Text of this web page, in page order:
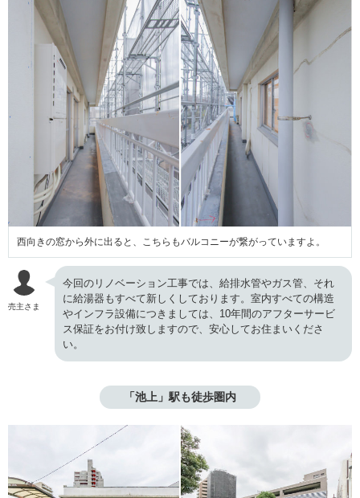
西向きの窓から外に出ると、こちらもバルコニーが繋がっていますよ。
売主さま
今回のリノベーション工事では、給排水管やガス管、それ
に給湯器もすべて新しくしております。室内すべての構造
やインフラ設備につきましては、10年間のアフターサービ
ス保証をお付け致しますので、安心してお住まいくださ
い。
「池上」駅も徒歩圏内